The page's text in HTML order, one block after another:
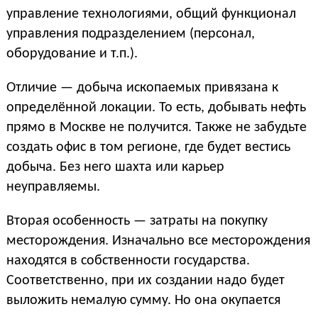
управление технологиями, общий функционал
управления подразделением (персонал,
оборудование и т.п.).
Отличие — добыча ископаемых привязана к
определённой локации. То есть, добывать нефть
прямо в Москве не получится. Также не забудьте
создать офис в том регионе, где будет вестись
добыча. Без него шахта или карьер
неуправляемы.
Вторая особенность — затраты на покупку
месторождения. Изначально все месторождения
находятся в собственности государства.
Соответственно, при их создании надо будет
выложить немалую сумму. Но она окупается